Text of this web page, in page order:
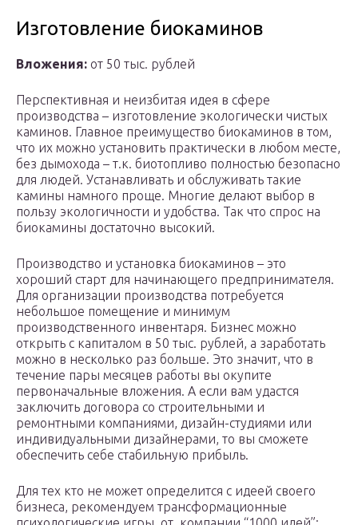
Изготовление биокаминов
Вложения: от 50 тыс. рублей
Перспективная и неизбитая идея в сфере
производства – изготовление экологически чистых
каминов. Главное преимущество биокаминов в том,
что их можно установить практически в любом месте,
без дымохода – т.к. биотопливо полностью безопасно
для людей. Устанавливать и обслуживать такие
камины намного проще. Многие делают выбор в
пользу экологичности и удобства. Так что спрос на
биокамины достаточно высокий.
Производство и установка биокаминов – это
хороший старт для начинающего предпринимателя.
Для организации производства потребуется
небольшое помещение и минимум
производственного инвентаря. Бизнес можно
открыть с капиталом в 50 тыс. рублей, а заработать
можно в несколько раз больше. Это значит, что в
течение пары месяцев работы вы окупите
первоначальные вложения. А если вам удастся
заключить договора со строительными и
ремонтными компаниями, дизайн-студиями или
индивидуальными дизайнерами, то вы сможете
обеспечить себе стабильную прибыль.
Для тех кто не может определится с идеей своего
бизнеса, рекомендуем трансформационные